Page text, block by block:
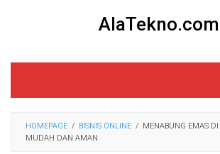
AlaTekno.com
HOMEPAGE / BISNIS ONLINE / MENABUNG EMAS
MUDAH DAN AMAN